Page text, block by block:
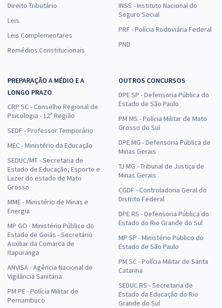
Direito Tributário
Leis
Leis Complementares
Remédios Constitucionais
INSS - Instituto Nacional do
Seguro Social
PRF - Polícia Rodoviária Federal
PND
PREPARAÇÃO A MÉDIO E A
LONGO PRAZO
CRP SC - Conselho Regional de
Psicologia - 12ª Região
SEDF - Professor Temporário
MEC - Ministério da Educação
SEDUC/MT - Secretaria de
Estado de Educação, Esporte e
Lazer do estado de Mato
Grosso
MME - Ministério de Minas e
Energia
MP GO - Ministério Público do
Estado de Goiás - Secretário
Auxiliar da Comarca de
Itapuranga
ANVISA - Agência Nacional de
Vigilância Sanitária
PM PE - Polícia Militar de
Pernambuco
OUTROS CONCURSOS
DPE SP - Defensoria Pública do
Estado de São Paulo
PM MS - Polícia Militar de Mato
Grosso do Sul
DPE MG - Defensoria Pública de
Minas Gerais
TJ MG - Tribunal de Justiça de
Minas Gerais
CGDF - Controladoria Geral do
Distrito Federal
DPE RS - Defensoria Pública do
Estado do Rio Grande do Sul
MP SP - Ministério Público do
Estado de São Paulo
PM SC - Polícia Militar de Santa
Catarina
SEDUC RS - Secretaria de
Estado da Educação do Rio
Grande do Sul